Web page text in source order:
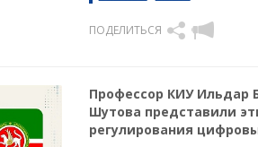
ПОДЕЛИТЬСЯ
Профессор КИУ Ильдар
Шутова представили
регулирования